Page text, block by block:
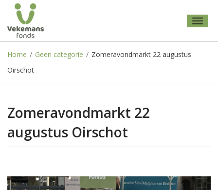
Home / Geen categorie / Zomeravondmarkt 22 augustus
Oirschot
Zomeravondmarkt 22
augustus Oirschot